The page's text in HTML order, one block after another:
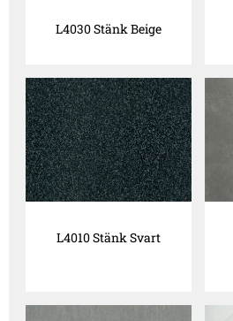
L4030 Stänk Beige
L4010 Stänk Svart